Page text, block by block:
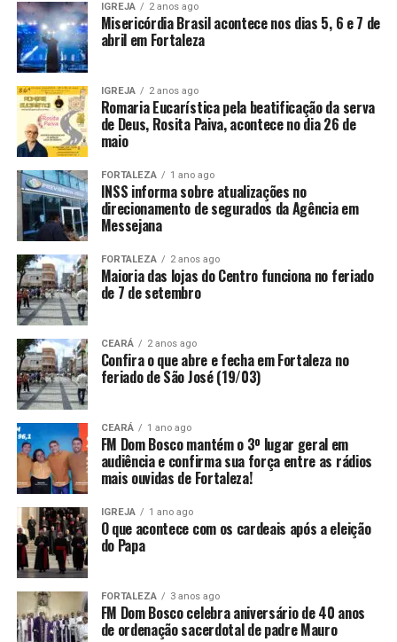
IGREJA 2 anos ago
Misericórdia Brasil acontece nos dias 5, 6 e 7 de
abril em Fortaleza
IGREJA 2 anos ago
Romaria Eucarística pela beatificação da serva
de Deus, Rosita Paiva, acontece no dia 26 de
maio
FORTALEZA 1 ano ago
INSS informa sobre atualizações no
direcionamento de segurados da Agência em
Messejana
FORTALEZA 2 anos ago
Maioria das lojas do Centro funciona no feriado
de 7 de setembro
CEARÁ 2 anos ago
Confira o que abre e fecha em Fortaleza no
feriado de São José (19/03)
CEARÁ 1 ano ago
FM Dom Bosco mantém o 3º lugar geral em
audiência e confirma sua força entre as rádios
mais ouvidas de Fortaleza!
IGREJA 1 ano ago
O que acontece com os cardeais após a eleição
do Papa
FORTALEZA 3 anos ago
FM Dom Bosco celebra aniversário de 40 anos
de ordenação sacerdotal de padre Mauro